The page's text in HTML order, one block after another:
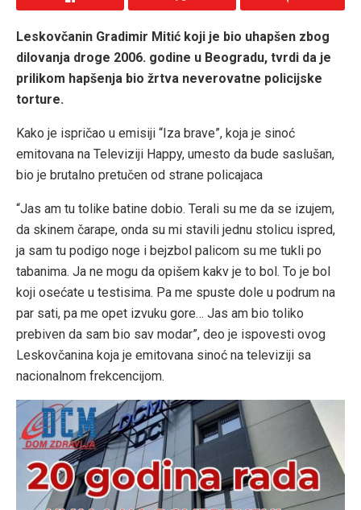
Leskovčanin Gradimir Mitić koji je bio uhapšen zbog
dilovanja droge 2006. godine u Beogradu, tvrdi da je
prilikom hapšenja bio žrtva neverovatne policijske
torture.
Kako je ispričao u emisiji “Iza brave”, koja je sinoć
emitovana na Televiziji Happy, umesto da bude saslušan,
bio je brutalno pretučen od strane policajaca
“Jas am tu tolike batine dobio. Terali su me da se izujem,
da skinem čarape, onda su mi stavili jednu stolicu ispred,
ja sam tu podigo noge i bejzbol palicom su me tukli po
tabanima. Ja ne mogu da opišem kakv je to bol. To je bol
koji osećate u testisima. Pa me spuste dole u podrum na
par sati, pa me opet izvuku gore… Jas am bio toliko
prebiven da sam bio sav modar”, deo je ispovesti ovog
Leskovčanina koja je emitovana sinoć na televiziji sa
nacionalnom frekcencijom.